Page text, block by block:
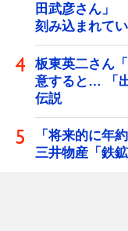
田武彦さん」
刻み込まれて
板東英二さん
意すると… 「
伝説
「将来的に年
三井物産「鉄